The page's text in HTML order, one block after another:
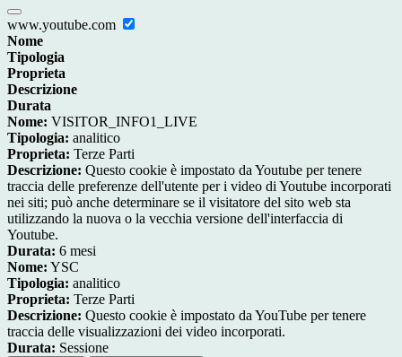
www.youtube.com
Nome
Tipologia
Proprieta
Descrizione
Durata
Nome: VISITOR_INFO1_LIVE
Tipologia: analitico
Proprieta: Terze Parti
Descrizione: Questo cookie è impostato da Youtube per tenere
traccia delle preferenze dell'utente per i video di Youtube incorporati
nei siti; può anche determinare se il visitatore del sito web sta
utilizzando la nuova o la vecchia versione dell'interfaccia di
Youtube.
Durata: 6 mesi
Nome: YSC
Tipologia: analitico
Proprieta: Terze Parti
Descrizione: Questo cookie è impostato da YouTube per tenere
traccia delle visualizzazioni dei video incorporati.
Durata: Sessione